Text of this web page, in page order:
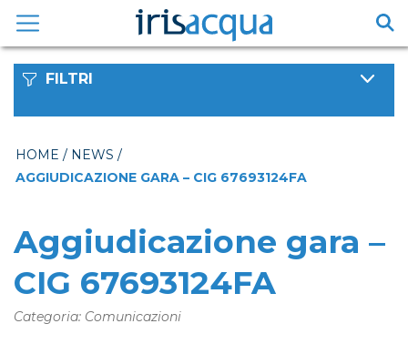
contenuto
FILTRI
HOME / NEWS /
AGGIUDICAZIONE GARA – CIG 67693124FA
Aggiudicazione gara –
CIG 67693124FA
Categoria: Comunicazioni